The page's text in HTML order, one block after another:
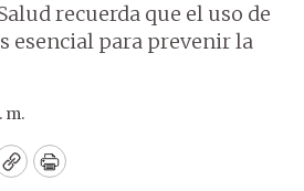
recuerda que el uso de
esencial para prevenir la
m.
CopyPrint